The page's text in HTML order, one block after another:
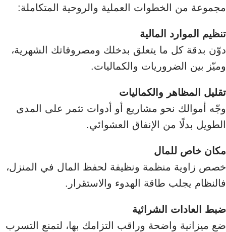
مجموعة من الخطوات العملية والروحية المتكاملة:
تنظيم الموارد المالية
دوّن بدقة كل ما يتعلق بدخلك ومصروفاتك الشهرية،
وميّز بين الضروريات والكماليات.
تقليل المظاهر والكماليات
وجّه أموالك نحو مشاريع أو أدوات تثمر على المدى
الطويل بدلًا من الإنفاق العشوائي.
مكان خاص للمال
خصص زاوية منظمة ونظيفة لحفظ المال في المنزل،
فالنظام يجلب طاقة الهدوء والاستقرار.
ضبط العادات الشرائية
ضع ميزانية واضحة وراقب التزامك بها، لتمنع التسرب